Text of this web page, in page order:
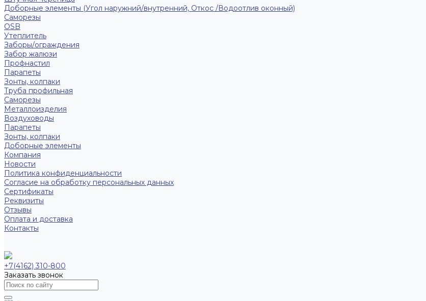
Доборные элементы (Угол наружний/внутренний, Откос /Водоотлив оконный)
Саморезы
OSB
Утеплитель
Заборы/ограждения
Забор жалюзи
Профнастил
Парапеты
Зонты, колпаки
Труба профильная
Саморезы
Металлоизделия
Воздуховоды
Парапеты
Зонты, колпаки
Доборные элементы
Компания
Новости
Политика конфиденциальности
Согласие на обработку персональных данных
Сертификаты
Реквизиты
Отзывы
Оплата и доставка
Контакты
+7(4162) 310-800
Заказать звонок